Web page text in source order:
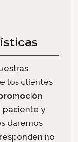
los clientes
paciente y
daremos
no